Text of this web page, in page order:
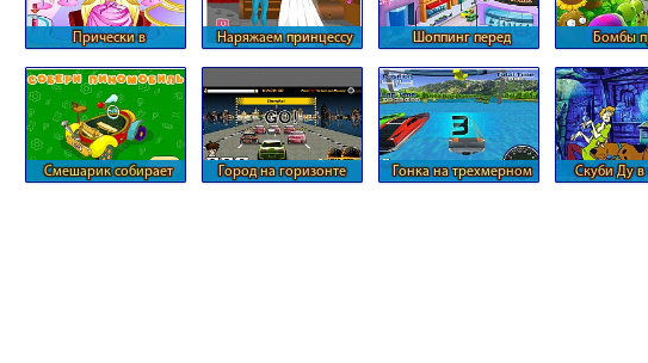
Прически в
Наряжаем принцессу
Шоппинг перед
Бомбы
Смешарик собирает
Город на горизонте
Гонка на трехмерном
Скуби Ду в